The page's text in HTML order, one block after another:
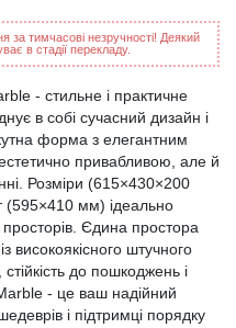
за тимчасові незручності! Деякий
в стадії перекладу.
- стильне і практичне
в собі сучасний дизайн і
форма з елегантним
привабливою, але й
Розміри (615×430×200
(595×410 мм) ідеально
Єдина простора
штучного
до пошкоджень і
- це ваш надійний
і підтримці порядку